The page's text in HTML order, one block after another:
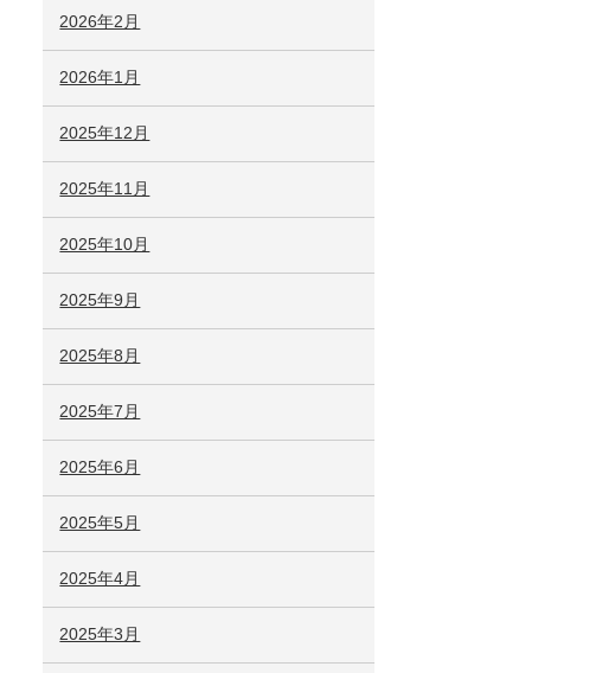
2026年2月
2026年1月
2025年12月
2025年11月
2025年10月
2025年9月
2025年8月
2025年7月
2025年6月
2025年5月
2025年4月
2025年3月